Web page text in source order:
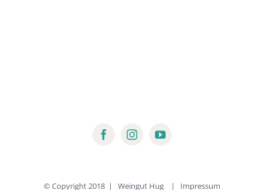
© Copyright 2018 | Weingut Hug | Impressum